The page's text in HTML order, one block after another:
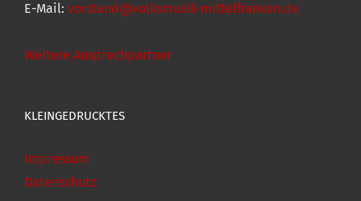
E-Mail: vorstand@volksmusik-mittelfranken.de
Weitere Ansprechpartner
KLEINGEDRUCKTES
Impressum
Datenschutz